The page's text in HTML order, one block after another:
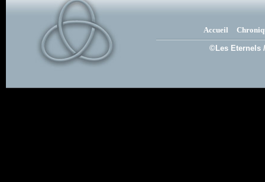
Accueil
©Les Eternels